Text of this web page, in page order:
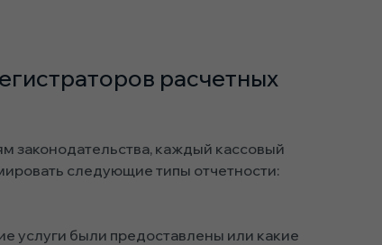
расчетных
законодательства, каждый кассовый
следующие типы отчетности:
услуги были предоставлены или какие